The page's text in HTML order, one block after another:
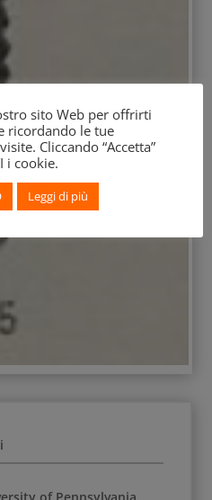
sito Web per offrirti
ricordando le tue
Cliccando “Accetta”
i cookie.
Leggi di più